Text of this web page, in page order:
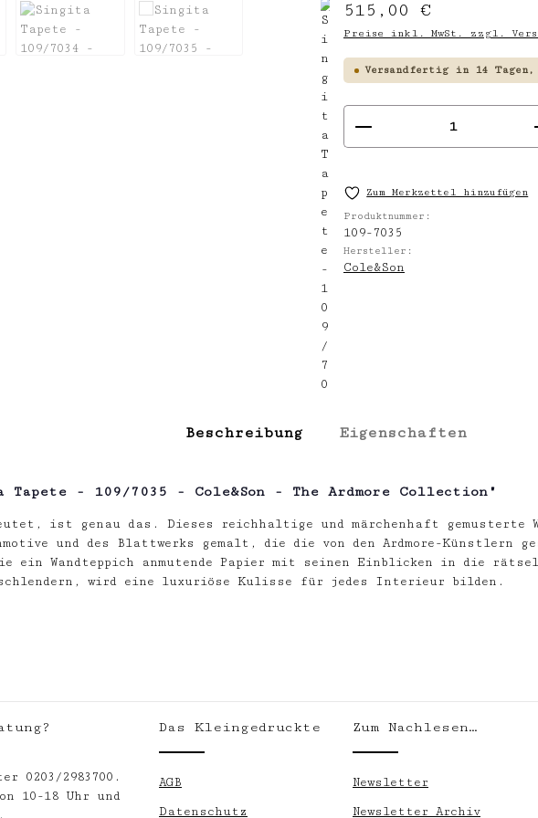
Regulärer Preis:
515,00 €
Preise inkl. MwSt. zzgl.
Versandfertig in 14
Produkt
Zum Merkzettel hinzufügen
Produktnummer:
109-7035
Hersteller:
Cole&Son
Beschreibung Eigenschaften
- 109/7035 - Cole&Son - The Ardmore Collection"
ist genau das. Dieses reichhaltige und märchenhaft gemusterte
und des Blattwerks gemalt, die die von den Ardmore-Künstlern
ein Wandteppich anmutende Papier mit seinen Einblicken in die
wird eine luxuriöse Kulisse für jedes Interieur bilden.
0203/2983700.
10-18 Uhr und
Das Kleingedruckte
AGB
Datenschutz
Zum Nachlesen…
Newsletter
Newsletter Archiv